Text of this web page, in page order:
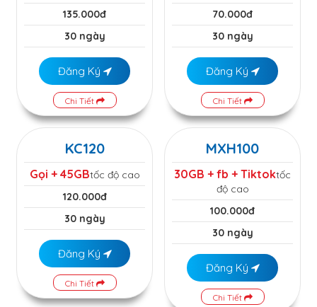
135.000đ
30 ngày
Đăng Ký
Chi Tiết
70.000đ
30 ngày
Đăng Ký
Chi Tiết
KC120
Gọi + 45GBtốc độ cao
120.000đ
30 ngày
Đăng Ký
Chi Tiết
MXH100
30GB + fb + Tiktoktốc
độ cao
100.000đ
30 ngày
Đăng Ký
Chi Tiết